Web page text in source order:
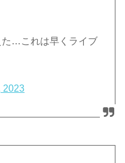
た…これは早くライブ
2023